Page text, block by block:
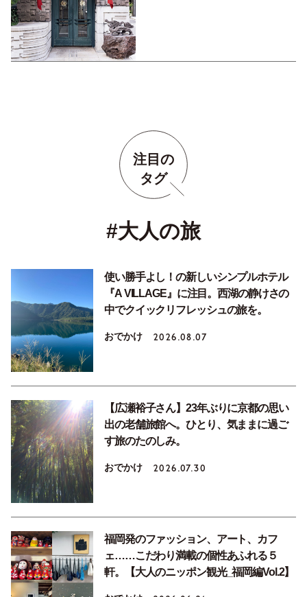
注目の
タグ
#大人の旅
使い勝手よし！の新しいシンプルホテル
『A VILLAGE』に注目。西湖の静けさの
中でクイックリフレッシュの旅を。
おでかけ 2026.08.07
【広瀬裕子さん】23年ぶりに京都の思い
出の老舗旅館へ。ひとり、気ままに過ご
す旅のたのしみ。
おでかけ 2026.07.30
福岡発のファッション、アート、カフ
ェ……こだわり満載の個性あふれる５
軒。【大人のニッポン観光_福岡編Vol.2】